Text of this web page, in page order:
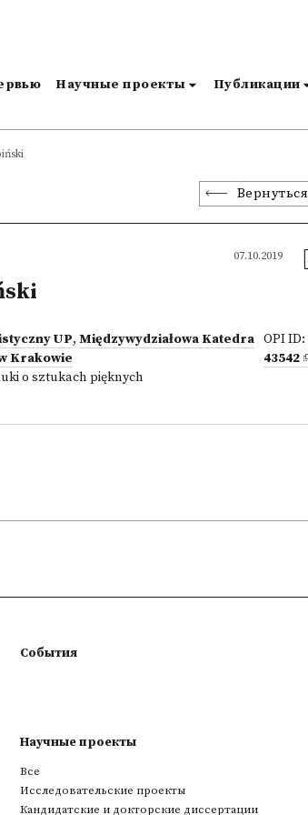
Научные проекты Публикации
Вернуться
07.10.2019
UP, Międzywydziałowa Katedra
Krakowie
o sztukach pięknych
OPI ID:
43542
События
Научные проекты
Все
Исследовательские проекты
Кандидатские и докторские диссертации